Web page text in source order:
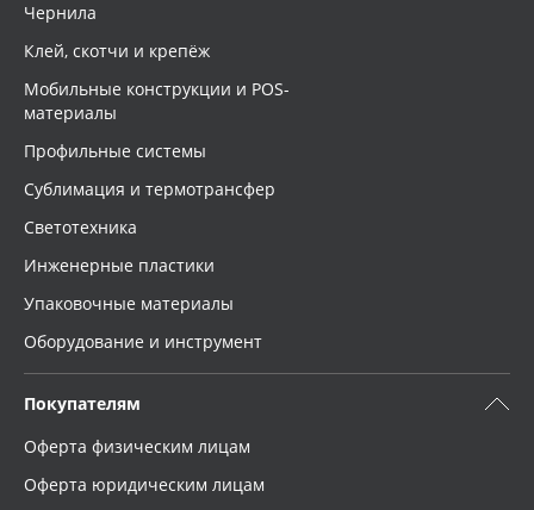
Чернила
Клей, скотчи и крепёж
Мобильные конструкции и POS-
материалы
Профильные системы
Сублимация и термотрансфер
Светотехника
Инженерные пластики
Упаковочные материалы
Оборудование и инструмент
Покупателям
Оферта физическим лицам
Оферта юридическим лицам